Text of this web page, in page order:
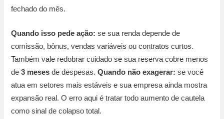
fechado do mês.
Quando isso pede ação: se sua renda depende de
comissão, bônus, vendas variáveis ou contratos curtos.
Também vale redobrar cuidado se sua reserva cobre menos
de3 meses de despesas.Quando não exagerar: se você
atua em setores mais estáveis e sua empresa ainda mostra
expansão real. O erro aqui é tratar todo aumento de cautela
como sinal de colapso total.